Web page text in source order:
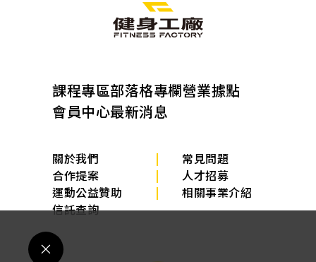
課程專區部落格專欄營業據點
會員中心最新消息
關於我們
常見問題
合作提案
人才招募
運動公益贊助
相關事業介紹
信託查詢